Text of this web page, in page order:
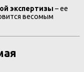
экспертизы – ее
весомым